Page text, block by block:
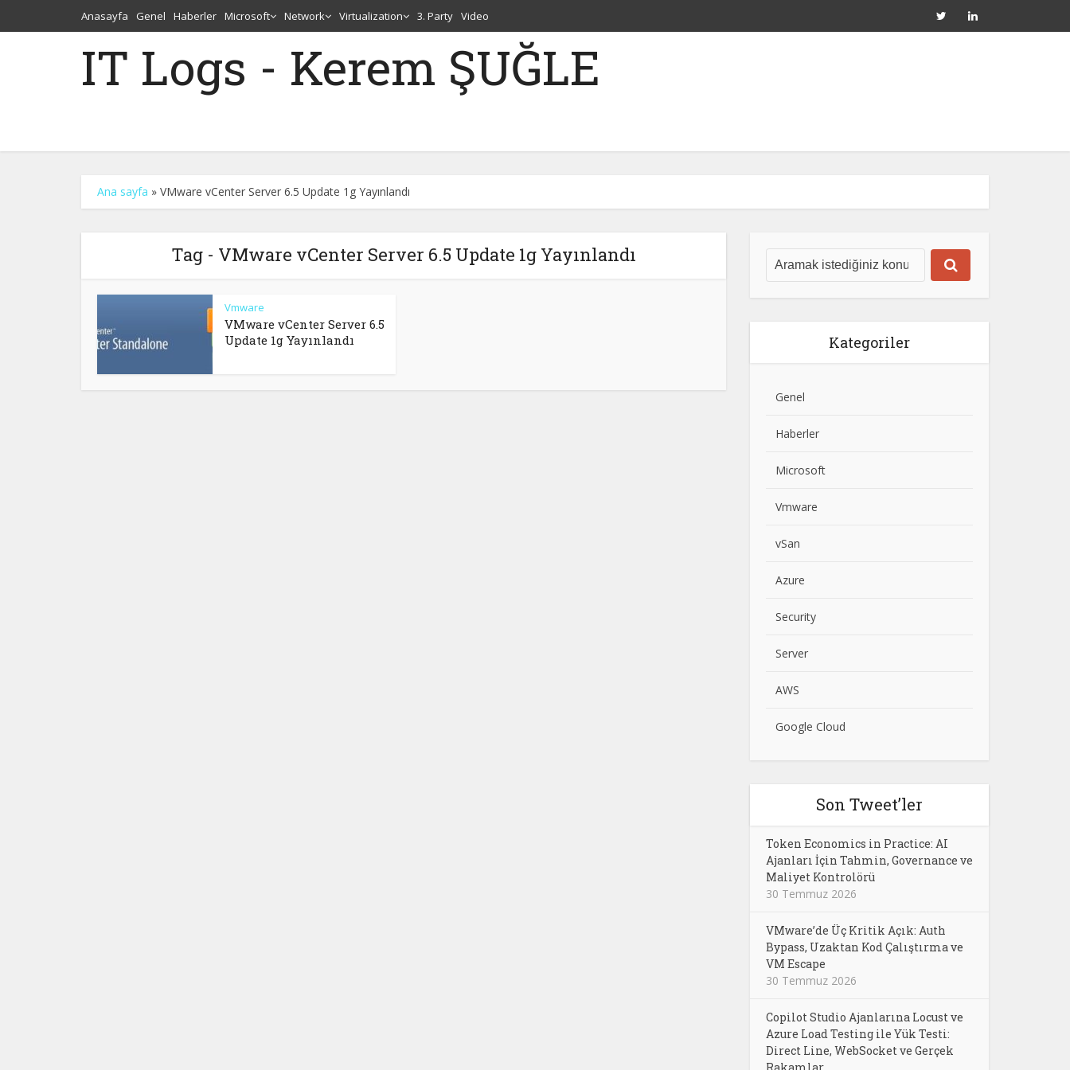
Anasayfa Genel Haberler Microsoft Network Virtualization 3. Party Video
IT Logs - Kerem ŞUĞLE
Ana sayfa » VMware vCenter Server 6.5 Update 1g Yayınlandı
Tag - VMware vCenter Server 6.5 Update 1g Yayınlandı
Vmware
VMware vCenter Server 6.5
Update 1g Yayınlandı
Kategoriler
Genel
Haberler
Microsoft
Vmware
vSan
Azure
Security
Server
AWS
Google Cloud
Son Tweet’ler
Token Economics in Practice: AI
Ajanları İçin Tahmin, Governance ve
Maliyet Kontrolörü
30 Temmuz 2026
VMware’de Üç Kritik Açık: Auth
Bypass, Uzaktan Kod Çalıştırma ve
VM Escape
30 Temmuz 2026
Copilot Studio Ajanlarına Locust ve
Azure Load Testing ile Yük Testi:
Direct Line, WebSocket ve Gerçek